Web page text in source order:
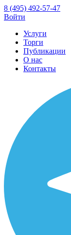
8 (495) 492-57-47
Войти
Услуги
Торги
Публикации
О нас
Контакты